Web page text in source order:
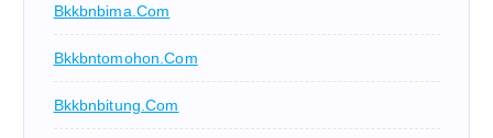
Bkkbnbima.com
Bkkbntomohon.com
Bkkbnbitung.com